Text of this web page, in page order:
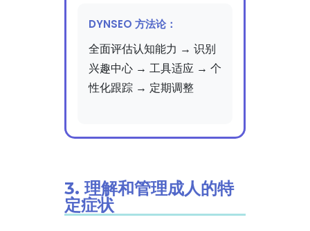
DYNSEO 方法论：
全面评估认知能力 → 识别
兴趣中心 → 工具适应 → 个
性化跟踪 → 定期调整
3. 理解和管理成人的特
定症状